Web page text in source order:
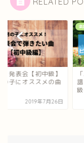
発表会【初中級】
の子にオススメの曲
2019年7月26日
楽